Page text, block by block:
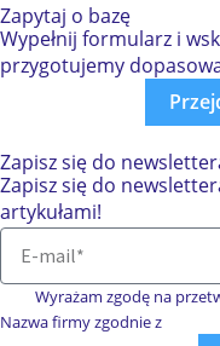
Zapytaj o bazę
Wypełnij formularz i
przygotujemy
Zapisz się do
Zapisz się do
artykułami!
Wyrażam zgodę na
Nazwa firmy zgodnie z